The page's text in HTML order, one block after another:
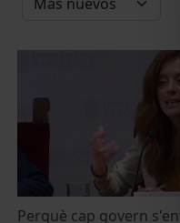
Perquè cap govern